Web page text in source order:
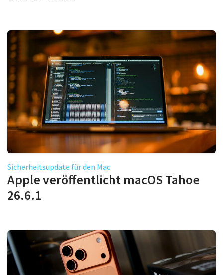
Sicherheitsupdate für den Mac
Apple veröffentlicht macOS Tahoe
26.6.1